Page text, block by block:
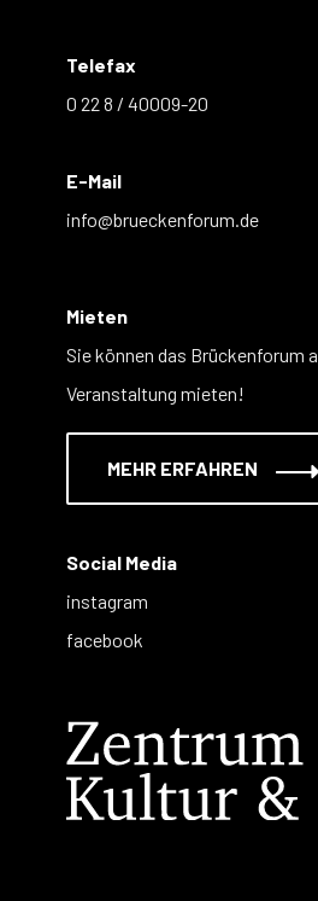
Telefax
0 22 8 / 40009-20
E-Mail
info@brueckenforum.de
Mieten
Sie können das Brückenforum
Veranstaltung mieten!
MEHR ERFAHREN
Social Media
instagram
facebook